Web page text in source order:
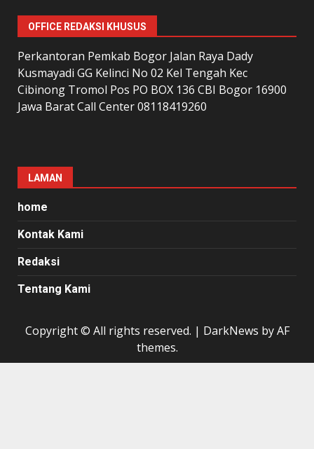
OFFICE REDAKSI KHUSUS
Perkantoran Pemkab Bogor Jalan Raya Dady
Kusmayadi GG Kelinci No 02 Kel Tengah Kec
Cibinong Tromol Pos PO BOX 136 CBI Bogor 16900
Jawa Barat Call Center 08118419260
LAMAN
home
Kontak Kami
Redaksi
Tentang Kami
Copyright © All rights reserved. | DarkNews by AF
themes.